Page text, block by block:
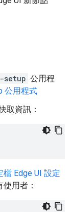
setup 公用程
公用程式
取資訊：
Edge UI 設定
用者：